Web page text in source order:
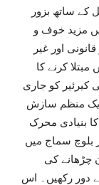
کے ساتھ بزور
مزید خوف و
اور غیر
کرنے کا
کیرئیر کو جاری
منظم سازش
بنیادی محرک
بلوچ سماج میں
چڑھانے کی
دور رکھیں۔ اس